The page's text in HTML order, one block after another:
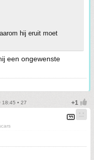
hij eruit moet
een ongewenste
18:45 • 27